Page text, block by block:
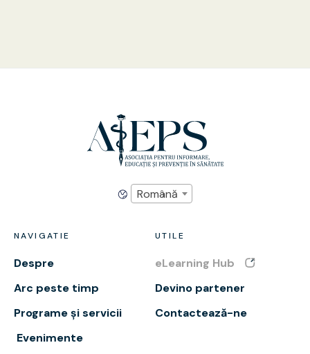
Română
NAVIGATIE
Despre
Arc peste timp
Programe și servicii
Evenimente
UTILE
eLearning Hub
Devino partener
Contactează-ne